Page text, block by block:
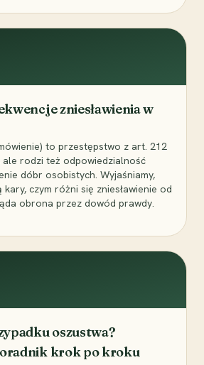
zniesławienia w
to przestępstwo z art. 212
ale rodzi też odpowiedzialność
dóbr osobistych. Wyjaśniamy,
czym różni się zniesławienie od
obrona przez dowód prawdy.
oszustwa?
krok po kroku